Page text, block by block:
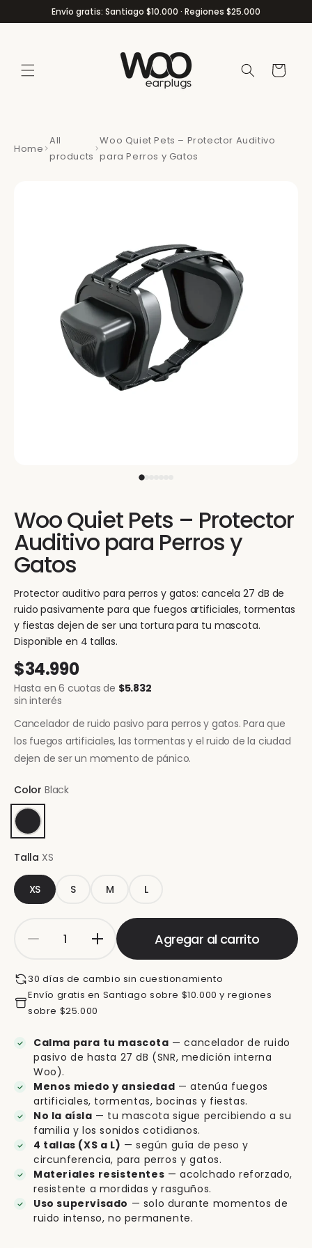
directamente
al contenido
Envío gratis: Santiago $10.000 · Regiones $25.000
Carrito
Home
All
products
Woo Quiet Pets – Protector Auditivo
para Perros y Gatos
Woo Quiet Pets – Protector
Auditivo para Perros y
Gatos
$34.990
Hasta en 6 cuotas de $5.832
sin interés
Cancelador de ruido pasivo para perros y gatos. Para que
los fuegos artificiales, las tormentas y el ruido de la ciudad
dejen de ser un momento de pánico.
Color Black
Talla XS
XS S M L
Agregar al carrito
30 días de cambio sin cuestionamiento
Envío gratis en Santiago sobre $10.000 y regiones
sobre $25.000
Protector auditivo para perros y gatos: cancela 27 dB de
ruido pasivamente para que fuegos artificiales, tormentas
y fiestas dejen de ser una tortura para tu mascota.
Disponible en 4 tallas.
Calma para tu mascota — cancelador de ruido
pasivo de hasta 27 dB (SNR, medición interna
Woo).
Menos miedo y ansiedad — atenúa fuegos
artificiales, tormentas, bocinas y fiestas.
No la aísla — tu mascota sigue percibiendo a su
familia y los sonidos cotidianos.
4 tallas (XS a L) — según guía de peso y
circunferencia, para perros y gatos.
Materiales resistentes — acolchado reforzado,
resistente a mordidas y rasguños.
Uso supervisado — solo durante momentos de
ruido intenso, no permanente.